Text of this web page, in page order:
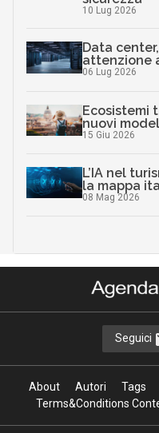
10 Lug 2026
Data
attenzione
06 Lug 2026
Ecosistemi
nuovi
15 Giu 2026
L’IA nel
la mappa
08 Mag 2026
Seguici
About Autori Tags
Terms&Conditions